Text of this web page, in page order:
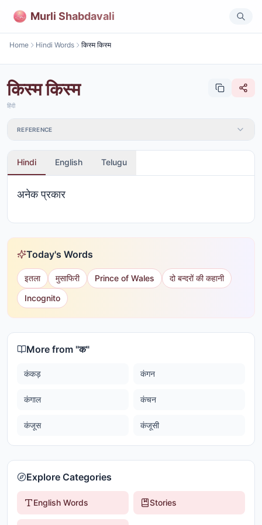
Murli Shabdavali
Home Hindi Words किस्म किस्म
किस्म किस्म
हिंदी
REFERENCE
Hindi English Telugu
अनेक प्रकार
Today's Words
इतला मुसाफिरी Prince of Wales
दो बन्दरों की कहानी
Incognito
More from "क"
कंकड़ कंगन
कंगाल कंचन
कंजूस कंजूसी
Explore Categories
English Words Stories